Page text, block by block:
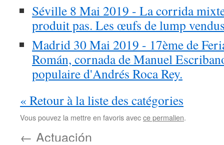
Séville 8 Mai 2019 - La corrida
produit pas. Les œufs de lump
Madrid 30 Mai 2019 - 17ème de
Román, cornada de Manuel
populaire d'Andrés Roca Rey.
« Retour à la liste des catégories
Vous pouvez la mettre en favoris avecce permalien.
← Actuación